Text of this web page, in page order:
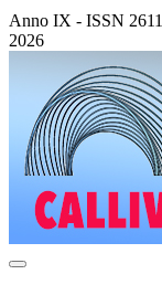
Anno IX - ISSN
2026